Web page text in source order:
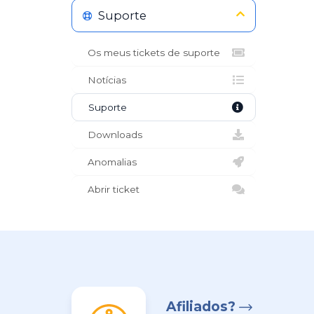
Suporte
Os meus tickets de suporte
Notícias
Suporte
Downloads
Anomalias
Abrir ticket
Afiliados?